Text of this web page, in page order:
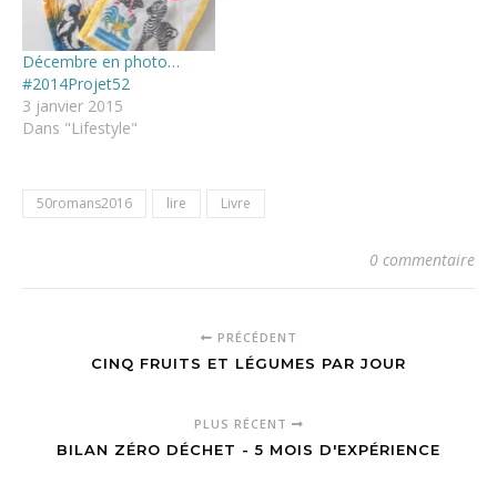
Décembre en photo…
#2014Projet52
3 janvier 2015
Dans "Lifestyle"
50romans2016 lire Livre
0 commentaire
PRÉCÉDENT
CINQ FRUITS ET LÉGUMES PAR JOUR
PLUS RÉCENT
BILAN ZÉRO DÉCHET - 5 MOIS D'EXPÉRIENCE